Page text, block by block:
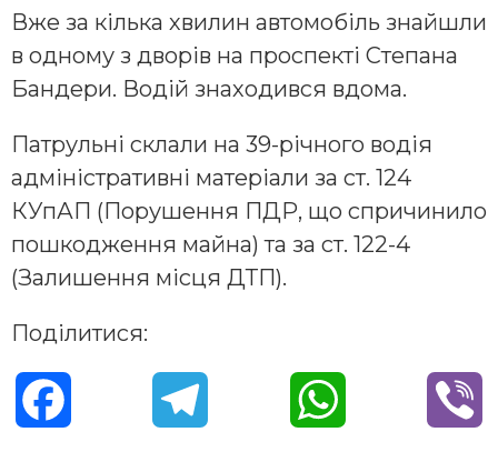
Вже за кілька хвилин автомобіль знайшли
в одному з дворів на проспекті Степана
Бандери. Водій знаходився вдома.
Патрульні склали на 39-річного водія
адміністративні матеріали за ст. 124
КУпАП (Порушення ПДР, що спричинило
пошкодження майна) та за ст. 122-4
(Залишення місця ДТП).
Поділитися: